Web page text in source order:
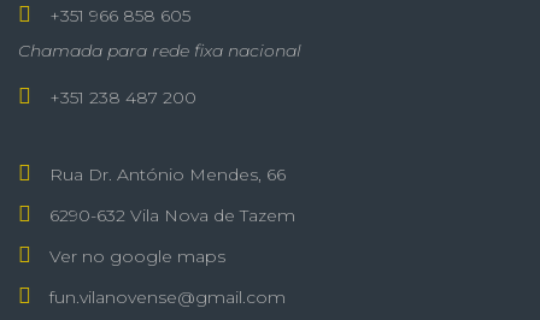
+351 966 858 605
Chamada para rede fixa nacional
+351 238 487 200
Rua Dr. António Mendes, 66
6290-632 Vila Nova de Tazem
Ver no google maps
fun.vilanovense@gmail.com